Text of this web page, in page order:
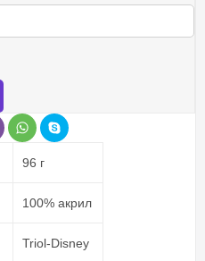
96 г
100% акрил
Triol-Disney